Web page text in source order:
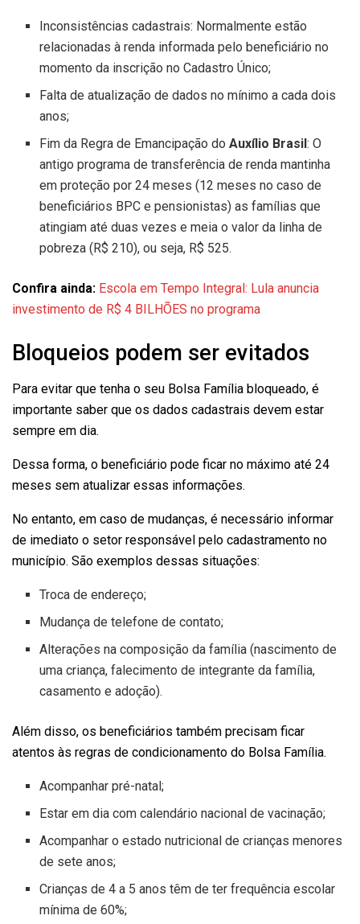
Inconsistências cadastrais: Normalmente estão
relacionadas à renda informada pelo beneficiário no
momento da inscrição no Cadastro Único;
Falta de atualização de dados no mínimo a cada dois
anos;
Fim da Regra de Emancipação doAuxílio Brasil: O
antigo programa de transferência de renda mantinha
em proteção por 24 meses (12 meses no caso de
beneficiários BPC e pensionistas) as famílias que
atingiam até duas vezes e meia o valor da linha de
pobreza (R$ 210), ou seja, R$ 525.
Confira ainda: Escola em Tempo Integral: Lula anuncia
investimento de R$ 4 BILHÕES no programa
Bloqueios podem ser evitados
Para evitar que tenha o seu Bolsa Família bloqueado, é
importante saber que os dados cadastrais devem estar
sempre em dia.
Dessa forma, o beneficiário pode ficar no máximo até 24
meses sem atualizar essas informações.
No entanto, em caso de mudanças, é necessário informar
de imediato o setor responsável pelo cadastramento no
município. São exemplos dessas situações:
Troca de endereço;
Mudança de telefone de contato;
Alterações na composição da família (nascimento de
uma criança, falecimento de integrante da família,
casamento e adoção).
Além disso, os beneficiários também precisam ficar
atentos às regras de condicionamento do Bolsa Família.
Acompanhar pré-natal;
Estar em dia com calendário nacional de vacinação;
Acompanhar o estado nutricional de crianças menores
de sete anos;
Crianças de 4 a 5 anos têm de ter frequência escolar
mínima de 60%;